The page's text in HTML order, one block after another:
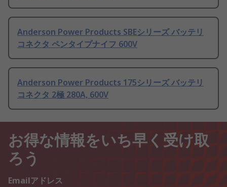
Anderson Power Products SBEシリーズ バッテリ
コネクタ ペンタイプナイフ 600V
Anderson Power Products 175シリーズ バッテリ
コネクタ 2極 280A, 600V
お得な情報をいち早く受け取
ろう
Emailアドレス